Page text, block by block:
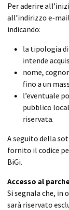
Per aderire
all’indirizzo e-mail
indicando:
la tipologia
intende
nome,
fino a un
l’eventuale
pubblico
riservata.
A seguito della
fornito il codice
BiGi.
Accesso al
Si segnala che, in
sarà riservato